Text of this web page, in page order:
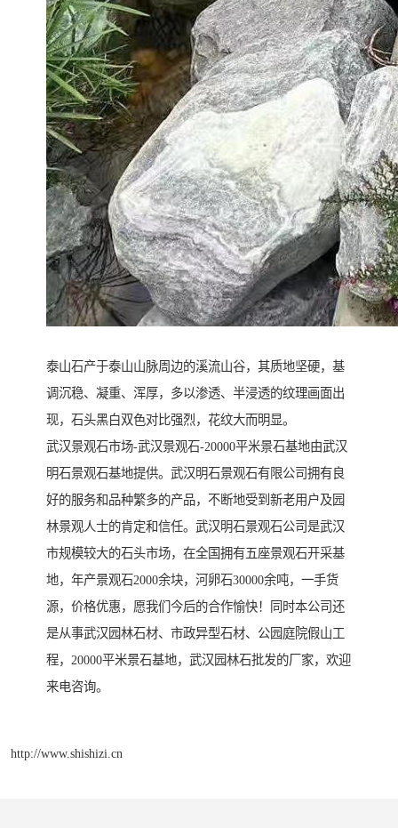
泰山石产于泰山山脉周边的溪流山谷，其质地坚硬，基
调沉稳、凝重、浑厚，多以渗透、半浸透的纹理画面出
现，石头黑白双色对比强烈，花纹大而明显。
武汉景观石市场-武汉景观石-20000平米景石基地由武汉
明石景观石基地提供。武汉明石景观石有限公司拥有良
好的服务和品种繁多的产品，不断地受到新老用户及园
林景观人士的肯定和信任。武汉明石景观石公司是武汉
市规模较大的石头市场，在全国拥有五座景观石开采基
地，年产景观石2000余块，河卵石30000余吨，一手货
源，价格优惠，愿我们今后的合作愉快！同时本公司还
是从事武汉园林石材、市政异型石材、公园庭院假山工
程，20000平米景石基地，武汉园林石批发的厂家，欢迎
来电咨询。
http://www.shishizi.cn